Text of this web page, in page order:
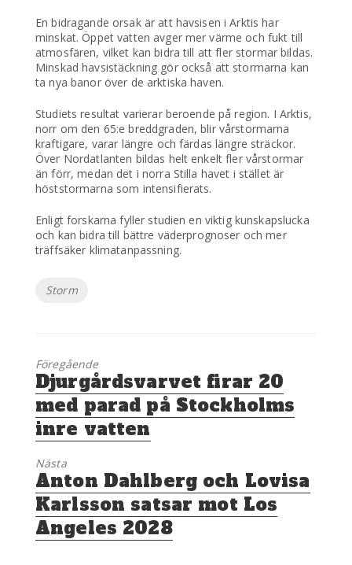
En bidragande orsak är att havsisen i Arktis har
minskat. Öppet vatten avger mer värme och fukt till
atmosfären, vilket kan bidra till att fler stormar bildas.
Minskad havsistäckning gör också att stormarna kan
ta nya banor över de arktiska haven.
Studiets resultat varierar beroende på region. I Arktis,
norr om den 65:e breddgraden, blir vårstormarna
kraftigare, varar längre och färdas längre sträckor.
Över Nordatlanten bildas helt enkelt fler vårstormar
än förr, medan det i norra Stilla havet i stället är
höststormarna som intensifierats.
Enligt forskarna fyller studien en viktig kunskapslucka
och kan bidra till bättre väderprognoser och mer
träffsäker klimatanpassning.
Etiketter
Storm
Föregående
Föregående
inlägg:
Djurgårdsvarvet firar 20
med parad på Stockholms
inre vatten
Nästa
Nästa
inlägg:
Anton Dahlberg och Lovisa
Karlsson satsar mot Los
Angeles 2028